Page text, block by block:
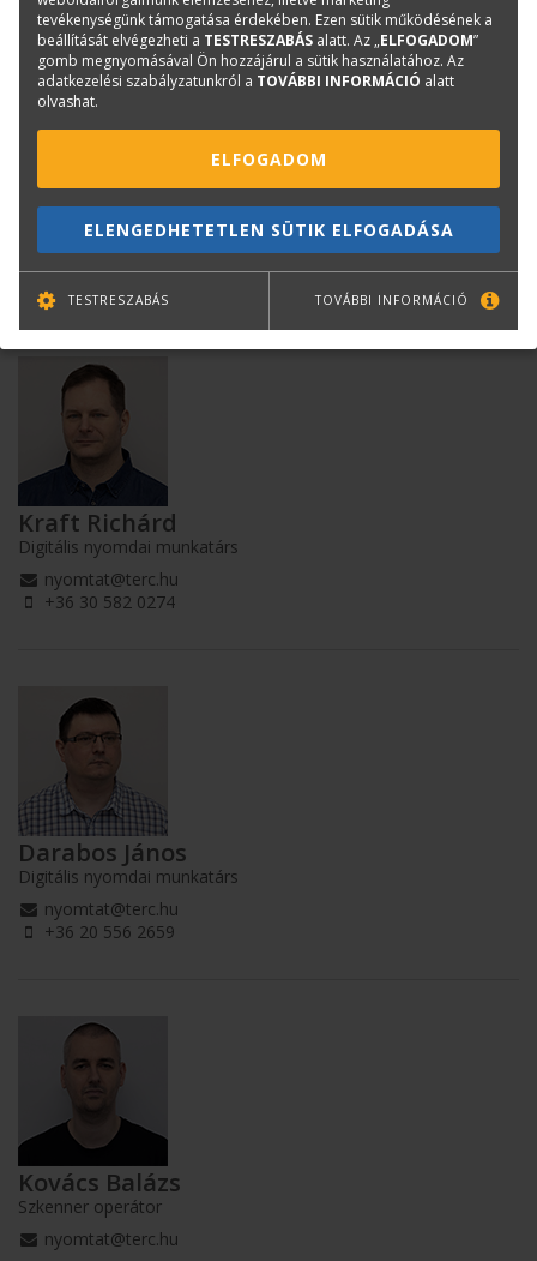
Közölt áraink nettó árak, az áfát nem tartalmazzák!
Nagyobb mennyiségnél, egyedi munkáknál kérje
Kérdése van?
Kraft Richárd
Digitális nyomdai munkatárs
nyomtat@terc.hu
+36 30 582 0274
Darabos János
Digitális nyomdai munkatárs
nyomtat@terc.hu
+36 20 556 2659
Kovács Balázs
Szkenner operátor
nyomtat@terc.hu
tevékenységünk támogatása érdekében. Ezen sütik működésének a
beállítását elvégezheti a TESTRESZABÁS alatt. Az „ELFOGADOM”
gomb megnyomásával Ön hozzájárul a sütik használatához. Az
adatkezelési szabályzatunkról a TOVÁBBI INFORMÁCIÓ alatt
olvashat.
ELFOGADOM
ELENGEDHETETLEN SÜTIK ELFOGADÁSA
TESTRESZABÁS TOVÁBBI INFORMÁCIÓ